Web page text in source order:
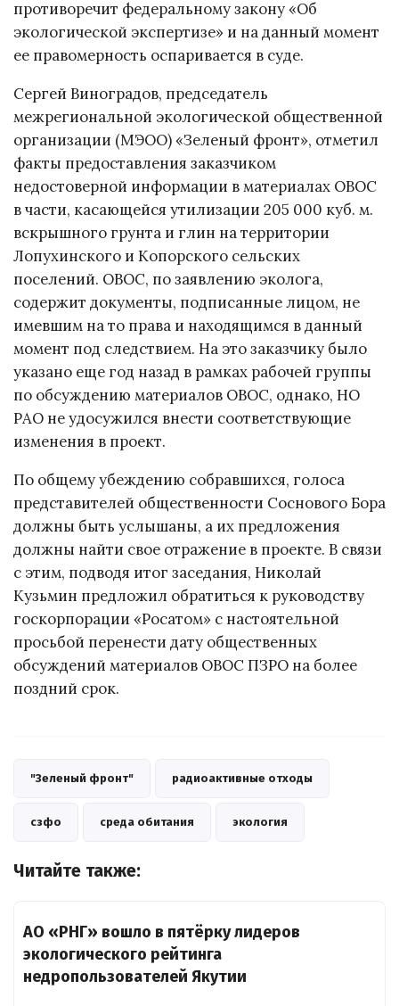
противоречит федеральному закону «Об
экологической экспертизе» и на данный момент
ее правомерность оспаривается в суде.
Сергей Виноградов, председатель
межрегиональной экологической общественной
организации (МЭОО) «Зеленый фронт», отметил
факты предоставления заказчиком
недостоверной информации в материалах ОВОС
в части, касающейся утилизации 205 000 куб. м.
вскрышного грунта и глин на территории
Лопухинского и Копорского сельских
поселений. ОВОС, по заявлению эколога,
содержит документы, подписанные лицом, не
имевшим на то права и находящимся в данный
момент под следствием. На это заказчику было
указано еще год назад в рамках рабочей группы
по обсуждению материалов ОВОС, однако, НО
РАО не удосужился внести соответствующие
изменения в проект.
По общему убеждению собравшихся, голоса
представителей общественности Соснового Бора
должны быть услышаны, а их предложения
должны найти свое отражение в проекте. В связи
с этим, подводя итог заседания, Николай
Кузьмин предложил обратиться к руководству
госкорпорации «Росатом» с настоятельной
просьбой перенести дату общественных
обсуждений материалов ОВОС ПЗРО на более
поздний срок.
"Зеленый фронт" радиоактивные отходы
сзфо среда обитания экология
Читайте также:
АО «РНГ» вошло в пятёрку лидеров
экологического рейтинга
недропользователей Якутии